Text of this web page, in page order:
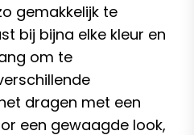
gemakkelijk te
bij bijna elke kleur en
om te
dragen met een
een gewaagde look,